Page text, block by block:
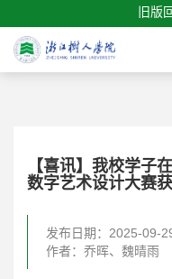
旧版
【喜讯】我校学子
数字艺术设计大赛
发布日期：2025-09-
作者：乔晖、魏晴雨